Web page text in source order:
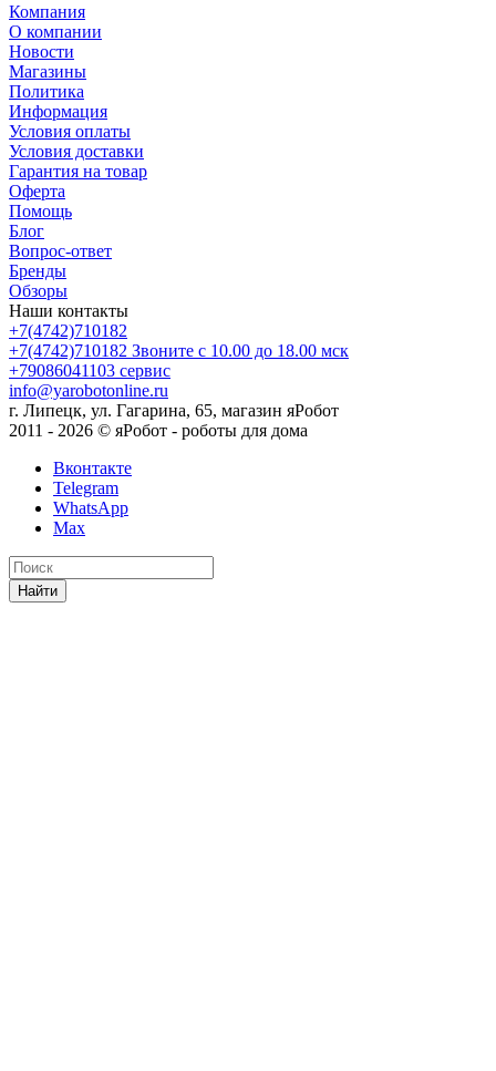
Компания
О компании
Новости
Магазины
Политика
Информация
Условия оплаты
Условия доставки
Гарантия на товар
Оферта
Помощь
Блог
Вопрос-ответ
Бренды
Обзоры
Наши контакты
+7(4742)710182
+7(4742)710182 Звоните с 10.00 до 18.00 мск
+79086041103 сервис
info@yarobotonline.ru
г. Липецк, ул. Гагарина, 65, магазин яРобот
2011 - 2026 © яРобот - роботы для дома
Вконтакте
Telegram
WhatsApp
Max
Найти